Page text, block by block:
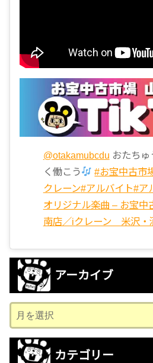
@otakamubcdu おたち
く働こう
#お宝中古市
クレーン#アルバイト#ア
オリジナル楽曲 – お宝
南店／iクレーン 米沢・
アーカイブ
ー
カ
カテゴリー